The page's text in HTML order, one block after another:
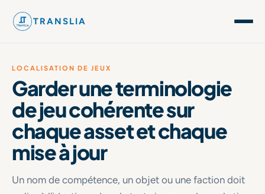
TRANSLIA
LOCALISATION DE JEUX
Garder une terminologie
de jeu cohérente sur
chaque asset et chaque
mise à jour
Un nom de compétence, un objet ou une faction doit